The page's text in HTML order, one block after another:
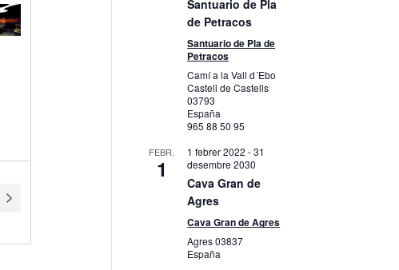
Santuario de Pla
de Petracos
Santuario de Pla de
Petracos
Camí a la Vall d´Ebo
Castell de Castells
03793
España
965 88 50 95
FEBR.
1
1 febrer 2022 -31
desembre 2030
Cava Gran de
Agres
Cava Gran de Agres
Agres03837
España